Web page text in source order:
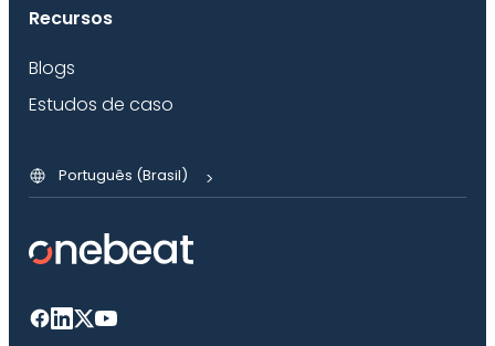
Recursos
Blogs
Estudos de caso
Português (Brasil)